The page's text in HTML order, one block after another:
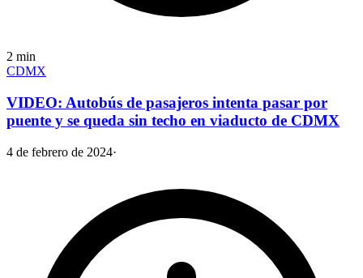
2 min
CDMX
VIDEO: Autobús de pasajeros intenta pasar por
puente y se queda sin techo en viaducto de CDMX
4 de febrero de 2024·